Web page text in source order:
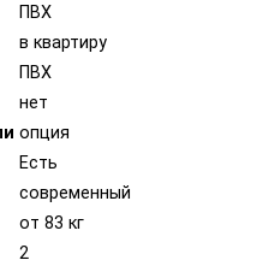
ПВХ
в квартиру
ПВХ
нет
опция
Есть
современный
от 83 кг
2